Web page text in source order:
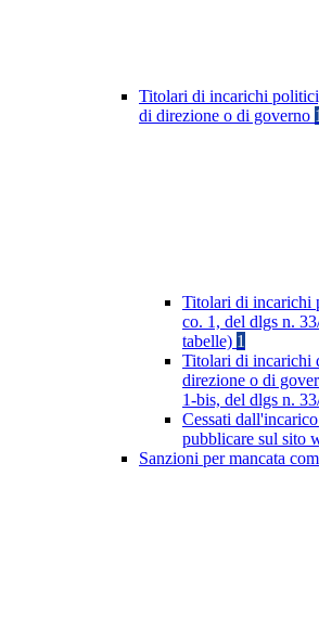
Titolari di incarichi
di direzione o di governo 1
Titolari di incarichi
co. 1, del dlgs n.
tabelle) 1
Titolari di incarichi
direzione o di
1-bis, del dlgs n.
Cessati
pubblicare sul sito
Sanzioni per mancata